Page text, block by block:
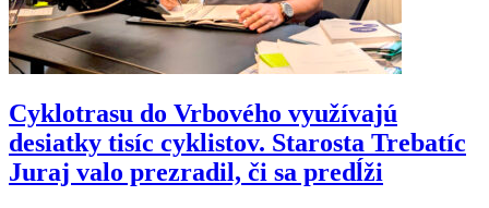
Cyklotrasu do Vrbového využívajú
desiatky tisíc cyklistov. Starosta Trebatíc
Juraj valo prezradil, či sa predĺži